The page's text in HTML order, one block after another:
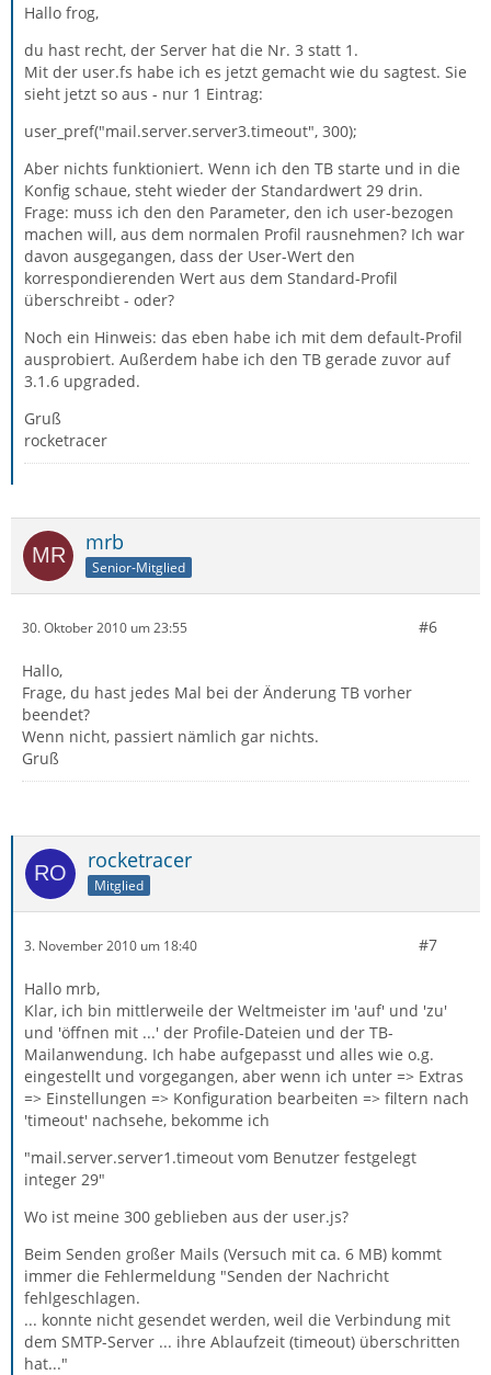
Hallo frog,
du hast recht, der Server hat die Nr. 3 statt 1.
Mit der user.fs habe ich es jetzt gemacht wie du sagtest. Sie
sieht jetzt so aus - nur 1 Eintrag:
user_pref("mail.server.server3.timeout", 300);
Aber nichts funktioniert. Wenn ich den TB starte und in die
Konfig schaue, steht wieder der Standardwert 29 drin.
Frage: muss ich den den Parameter, den ich user-bezogen
machen will, aus dem normalen Profil rausnehmen? Ich war
davon ausgegangen, dass der User-Wert den
korrespondierenden Wert aus dem Standard-Profil
überschreibt - oder?
Noch ein Hinweis: das eben habe ich mit dem default-Profil
ausprobiert. Außerdem habe ich den TB gerade zuvor auf
3.1.6 upgraded.
Gruß
rocketracer
mrb
Senior-Mitglied
30. Oktober 2010 um 23:55 #6
Hallo,
Frage, du hast jedes Mal bei der Änderung TB vorher
beendet?
Wenn nicht, passiert nämlich gar nichts.
Gruß
rocketracer
Mitglied
3. November 2010 um 18:40 #7
Hallo mrb,
Klar, ich bin mittlerweile der Weltmeister im 'auf' und 'zu'
und 'öffnen mit ...' der Profile-Dateien und der TB-
Mailanwendung. Ich habe aufgepasst und alles wie o.g.
eingestellt und vorgegangen, aber wenn ich unter => Extras
=> Einstellungen => Konfiguration bearbeiten => filtern nach
'timeout' nachsehe, bekomme ich
"mail.server.server1.timeout vom Benutzer festgelegt
integer 29"
Wo ist meine 300 geblieben aus der user.js?
Beim Senden großer Mails (Versuch mit ca. 6 MB) kommt
immer die Fehlermeldung "Senden der Nachricht
fehlgeschlagen.
... konnte nicht gesendet werden, weil die Verbindung mit
dem SMTP-Server ... ihre Ablaufzeit (timeout) überschritten
hat..."